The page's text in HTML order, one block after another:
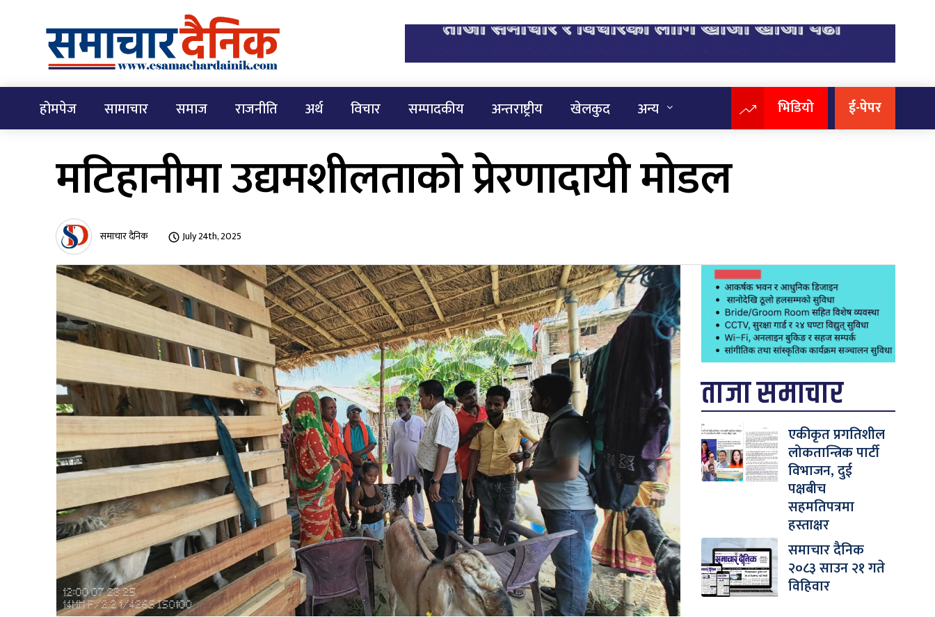
होमपेज सामाचार समाज राजनीति अर्थ विचार सम्पादकीय अन्तराष्ट्रीय खेलकुद अन्य भिडियो ई-पेपर
मटिहानीमा उद्यमशीलताको प्रेरणादायी मोडल
समाचार दैनिक July 24th, 2025
ताजा समाचार
एकीकृत प्रगतिशील
लोकतान्त्रिक पार्टी
विभाजन, दुई
पक्षबीच
सहमतिपत्रमा
हस्ताक्षर
समाचार दैनिक
२०८३ साउन २१ गते
विहिवार